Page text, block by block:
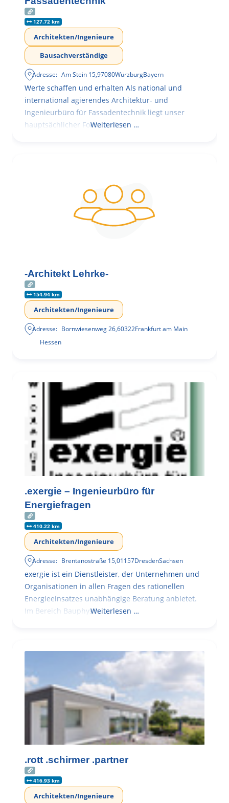
127.72 km
Architekten/Ingenieure
Bausachverständige
Adresse: Am Stein 15,97080WürzburgBayern
Werte schaffen und erhalten Als national und
international agierendes Architektur- und
Ingenieurbüro für Fassadentechnik liegt unser
hauptsächlicher Fokus in der
Weiterlesen …
-Architekt Lehrke-
154.94 km
Architekten/Ingenieure
Adresse: Bornwiesenweg 26,60322Frankfurt am Main
Hessen
.exergie – Ingenieurbüro für
Energiefragen
410.22 km
Architekten/Ingenieure
Adresse: Brentanostraße 15,01157DresdenSachsen
exergie ist ein Dienstleister, der Unternehmen und
Organisationen in allen Fragen des rationellen
Energieeinsatzes unabhängige Beratung anbietet.
Im Bereich BauphysikWeiterlesen …
.rott .schirmer .partner
416.93 km
Architekten/Ingenieure